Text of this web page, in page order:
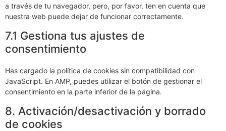
a través de tu navegador, pero, por favor, ten en cuenta que
nuestra web puede dejar de funcionar correctamente.
7.1 Gestiona tus ajustes de
consentimiento
Has cargado la política de cookies sin compatibilidad con
JavaScript. En AMP, puedes utilizar el botón de gestionar el
consentimiento en la parte inferior de la página.
8. Activación/desactivación y borrado
de cookies